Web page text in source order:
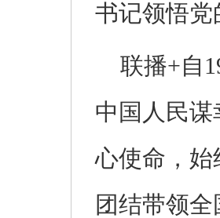
书记领悟
联播+自
中国人民
心使命，
团结带领